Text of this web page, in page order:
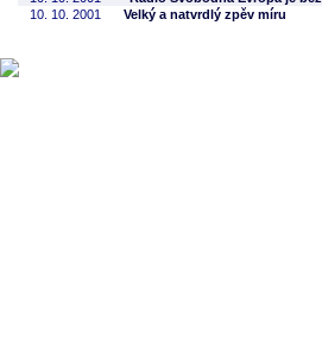
10. 10. 2001
Velký a natvrdlý zpěv míru